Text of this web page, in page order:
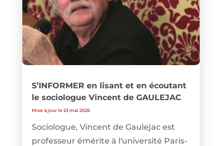
S’INFORMER en lisant et en écoutant
le sociologue Vincent de GAULEJAC
Mise à jour le 23 mai 2026
Sociologue, Vincent de Gaulejac est
professeur émérite à l'université Paris-